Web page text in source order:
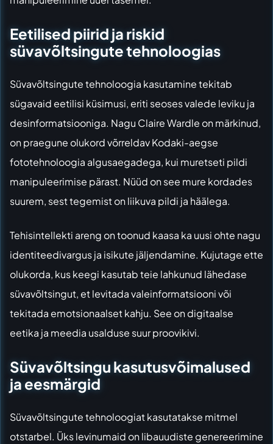
Eetilised piirid ja riskid
süvavõltsingute tehnoloogias
Süvavõltsingute tehnoloogia kasutamine tekitab
sügavaid eetilisi küsimusi, eriti seoses valede leviku ja
desinformatsiooniga. Nagu Claire Wardle on märkinud,
on praegune olukord võrreldav Kodaki-aegse
fototehnoloogia algusaegadega, kui muretseti pildi
manipuleerimise pärast. Nüüd on see mure kordades
suurem, sest tegemist on liikuva pildi ja häälega.
Tehisintellekti areng on toonud kaasa ka uusi ohte nagu
identiteedivargus ja isikute jäljendamine. Kujutage ette
olukorda, kus keegi kasutab teie lahkunud lähedase
süvavõltsingut, et levitada valeinformatsiooni või
tekitada emotsionaalset kahju. See on digitaalse
eetika ja meedia usalduse suur proovikivi.
Süvavõltsingu kasutusvõimalused
ja eesmärgid
Süvavõltsingute tehnoloogiat kasutatakse mitmel
otstarbel. Üks levinumaid on libauudiste genereerimine